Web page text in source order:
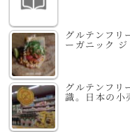
グルテンフ
ーガニック
グルテンフ
識。日本の小